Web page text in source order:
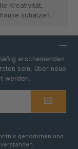
Kreativität,
schätzen.
erscheinenden
sein, über neue
werden.
genommen und